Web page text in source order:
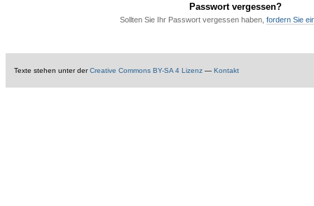
Passwort vergessen?
Sollten Sie Ihr Passwort vergessen haben, fordern Sie
Texte stehen unter derCreative Commons BY-SA 4 Lizenz— Kontakt